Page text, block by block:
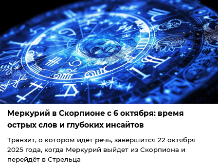
Меркурий в Скорпионе с 6 октября: время
острых слов и глубоких инсайтов
Транзит, о котором идёт речь, завершится 22 октября
2025 года, когда Меркурий выйдет из Скорпиона и
перейдёт в Стрельца